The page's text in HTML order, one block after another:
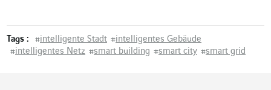
Tags : #intelligente Stadt #intelligentes Gebäude
#intelligentes Netz #smart building #smart city #smart grid